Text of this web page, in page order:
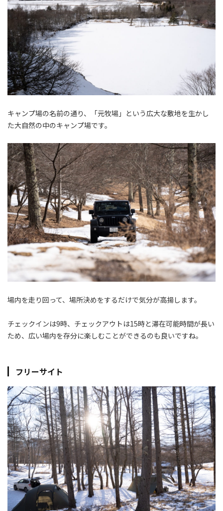
キャンプ場の名前の通り、「元牧場」という広大な敷地を生かし
た大自然の中のキャンプ場です。
場内を走り回って、場所決めをするだけで気分が高揚します。
チェックインは9時、チェックアウトは15時と滞在可能時間が長い
ため、広い場内を存分に楽しむことができるのも良いですね。
フリーサイト